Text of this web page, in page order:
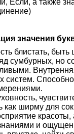
Если, а также
значения
блистать,
сумбурных, но
систем.
как ширму для
и